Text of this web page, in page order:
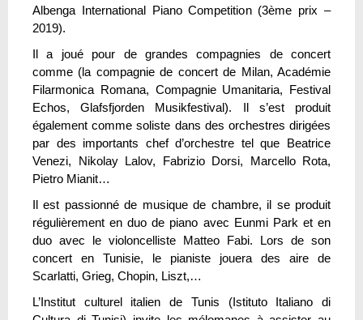
Albenga International Piano Competition (3ème prix –
2019). ​
Il a joué pour de grandes compagnies de concert
comme (la compagnie de concert de Milan, Académie
Filarmonica Romana, Compagnie Umanitaria, Festival
Echos, Glafsfjorden Musikfestival). Il s’est produit
également comme soliste dans des orchestres dirigées
par des importants chef d’orchestre tel que Beatrice
Venezi, Nikolay Lalov, Fabrizio Dorsi, Marcello Rota,
Pietro Mianit…
Il est passionné de musique de chambre, il se produit
régulièrement en duo de piano avec Eunmi Park et en
duo avec le violoncelliste Matteo Fabi. Lors de son
concert en Tunisie, le pianiste jouera des aire de
Scarlatti, Grieg, Chopin, Liszt,…
L’Institut culturel italien de Tunis (Istituto Italiano di